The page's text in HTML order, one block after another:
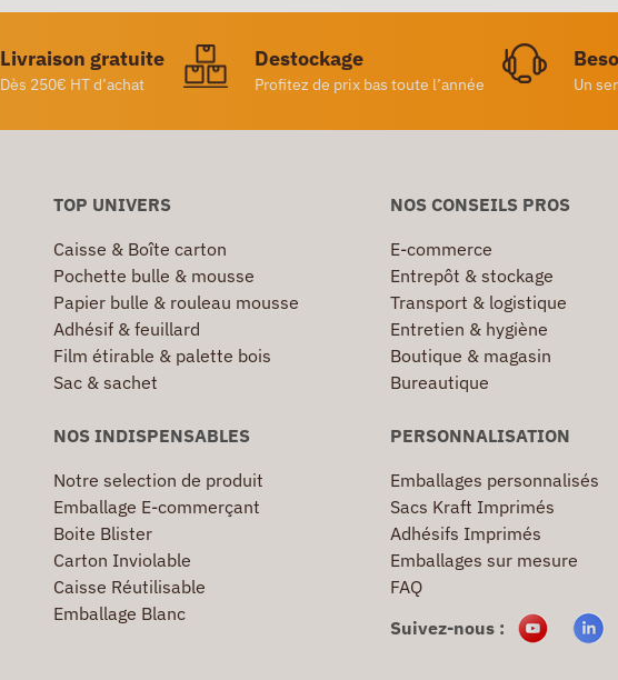
Livraison gratuite
Dès 250€ HT d’achat
Destockage
Profitez de prix bas toute l’année Un
TOP UNIVERS
Caisse & Boîte carton
Pochette bulle & mousse
Papier bulle & rouleau mousse
Adhésif & feuillard
Film étirable & palette bois
Sac & sachet
NOS CONSEILS PROS
E-commerce
Entrepôt & stockage
Transport & logistique
Entretien & hygiène
Boutique & magasin
Bureautique
NOS INDISPENSABLES
Notre selection de produit
Emballage E-commerçant
Boite Blister
Carton Inviolable
Caisse Réutilisable
Emballage Blanc
PERSONNALISATION
Emballages personnalisés
Sacs Kraft Imprimés
Adhésifs Imprimés
Emballages sur mesure
FAQ
Suivez-nous :